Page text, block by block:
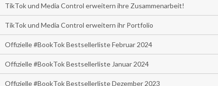
TikTok und Media Control erweitern ihre Zusammenarbeit!
TikTok und Media Control erweitern ihr Portfolio
Offizielle #BookTok Bestsellerliste Februar 2024
Offizielle #BookTok Bestsellerliste Januar 2024
Offizielle #BookTok Bestsellerliste Dezember 2023